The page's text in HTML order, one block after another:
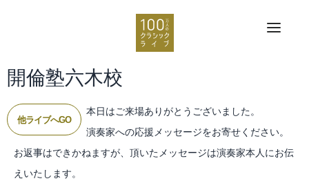
開倫塾六木校
他ライブへGO
本日はご来場ありがとうございました。
演奏家への応援メッセージをお寄せください。
お返事はできかねますが、頂いたメッセージは演奏家本人にお伝
えいたします。